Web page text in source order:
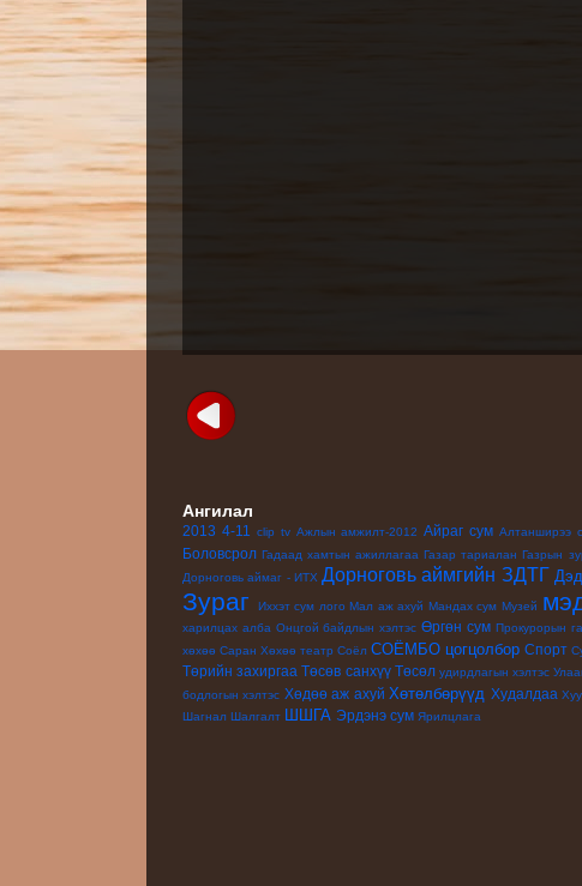
Ангилал
2013 4-11 clip tv Ажлын амжилт-2012 Айраг сум Алтанширээ
Боловсрол Гадаад хамтын ажиллагаа Газар тариалан Газрын
Дорноговь аймаг - ИТХ Дорноговь аймгийн ЗДТГ
Зураг Иххэт сум лого Мал аж ахуй Мандах сум Музей
харилцах алба Онцгой байдлын хэлтэс Өргөн сум Прокурорын
хөхөө Саран Хөхөө театр Соёл СОЁМБО цогцолбор Спорт
Төрийн захиргаа Төсөв санхүү Төсөл удирдлагын хэлтэс
бодлогын хэлтэс Хөдөө аж ахуй Хөтөлбөрүүд Худалдаа
Шагнал Шалгалт ШШГА Эрдэнэ сум Ярилцлага